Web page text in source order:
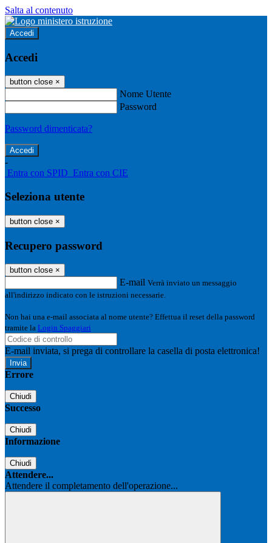
Salta al contenuto
Accedi
Accedi
button close ×
Nome Utente
Password
Password dimenticata?
-
Entra con SPID Entra con CIE
Seleziona utente
button close ×
Recupero password
button close ×
E-mail Verrà inviato un messaggio
all'indirizzo indicato con le istruzioni necessarie.
Non hai una e-mail associata al nome utente? Effettua il reset della password
tramite la Login Spaggiari
E-mail inviata, si prega di controllare la casella di posta elettronica!
Errore
Chiudi
Successo
Chiudi
Informazione
Chiudi
Attendere...
Attendere il completamento dell'operazione...